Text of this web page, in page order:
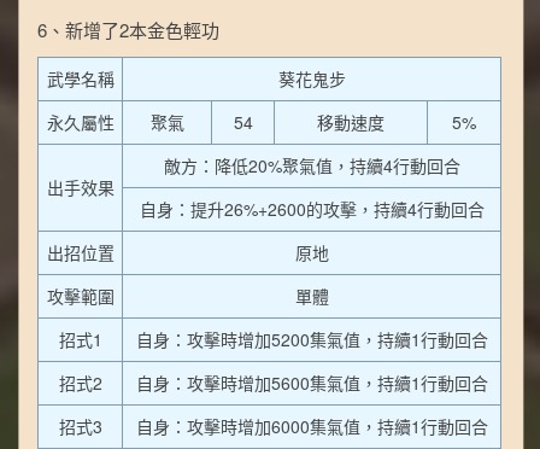
6、新增了2本金色輕功
武學名稱
葵花鬼步
永久屬性
聚氣 54 移動速度 5%
出手效果
敵方：降低20%聚氣值，持續4行動回合
自身：提升26%+2600的攻擊，持續4行動回合
出招位置
原地
攻擊範圍
單體
招式1
自身：攻擊時增加5200集氣值，持續1行動回合
招式2
自身：攻擊時增加5600集氣值，持續1行動回合
招式3
自身：攻擊時增加6000集氣值，持續1行動回合